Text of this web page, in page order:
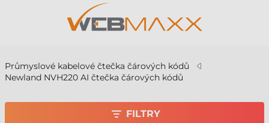
Průmyslové kabelové čtečka čárových kódů
Newland NVH220 AI čtečka čárových kódů
FILTRY